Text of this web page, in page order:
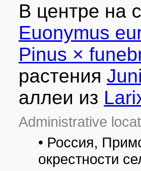
В центре на
Euonymus
Pinus ×
растения
аллеи из
Administrative
• Россия,
окрестности